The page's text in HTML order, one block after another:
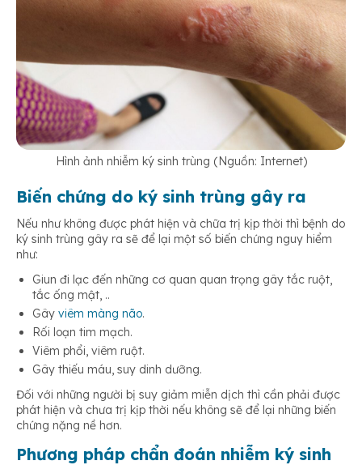
Hình ảnh nhiễm ký sinh trùng (Nguồn: Internet)
Biến chứng do ký sinh trùng gây ra
Nếu như không được phát hiện và chữa trị kịp thời thì bệnh do
ký sinh trùng gây ra sẽ để lại một số biến chứng nguy hiểm
như:
Giun đi lạc đến những cơ quan quan trọng gây tắc ruột,
tắc ống mật, ..
Gây viêm màng não.
Rối loạn tim mạch.
Viêm phổi, viêm ruột.
Gây thiếu máu, suy dinh dưỡng.
Đối với những người bị suy giảm miễn dịch thì cần phải được
phát hiện và chưa trị kịp thời nếu không sẽ để lại những biến
chứng nặng nề hơn.
Phương pháp chẩn đoán nhiễm ký sinh